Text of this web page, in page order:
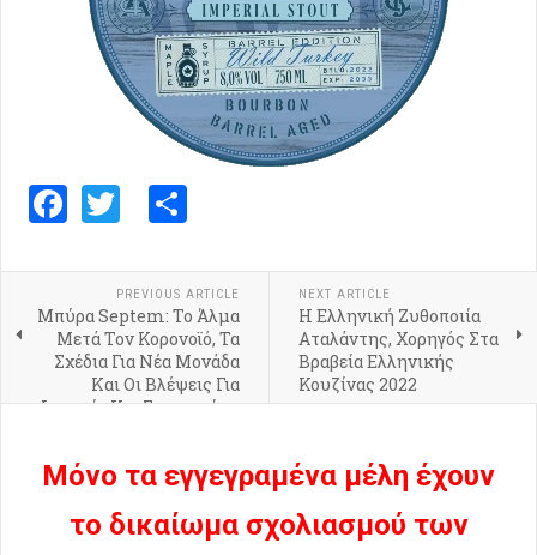
Facebook
Twitter
PREVIOUS ARTICLE
Μπύρα Septem: Το Άλμα
Μετά Τον Κορονοϊό, Τα
Σχέδια Για Νέα Μονάδα
Και Οι Βλέψεις Για
Ιαπωνία Και Σιγκαπούρη
NEXT ARTICLE
Η Ελληνική Ζυθοποιία
Αταλάντης, Χορηγός Στα
Βραβεία Ελληνικής
Κουζίνας 2022
Μόνο τα εγγεγραμένα μέλη έχουν
το δικαίωμα σχολιασμού των